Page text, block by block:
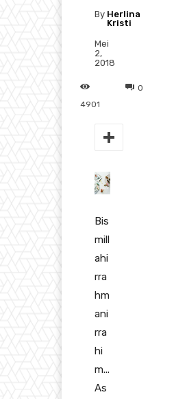
By Herlina
Kristi
Mei
2,
2018
0
4901
Bis
mill
ahi
rra
hm
ani
rra
hi
m...
As